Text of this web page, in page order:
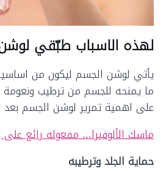
لهذه الاسباب طبّقي
يأتي لوشن الجسم ليكون من
ما يمنحه للجسم من ترطيب ونعومة
على اهمية تمرير لوشن الجسم
ماسك الألوفيرا... مفعوله رائع
حماية الجلد وترطيبه